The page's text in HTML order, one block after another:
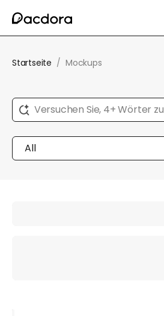
Startseite / Mockups
Versuchen Sie, 4+ Wörter zu
beschreiben...
All